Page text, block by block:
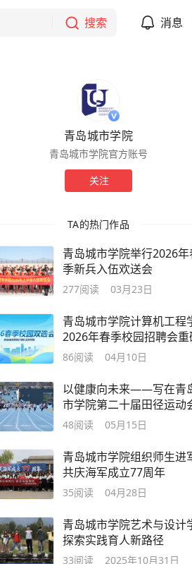
搜索 消息
青岛城市学院
青岛城市学院官方账号
关注
TA的热门作品
青岛城市学院举行2026年
季新兵入伍欢送会
277阅读 03月23日
青岛城市学院计算机工程
2026年春季校园招聘会重
启幕！
86阅读 04月10日
以健康向未来——写在青
市学院第二十届田径运动
幕之际
48阅读 05月15日
青岛城市学院组织师生进
共庆海军成立77周年
35阅读 04月28日
青岛城市学院艺术与设计
探索实践育人新路径
33阅读 2025年10月31日